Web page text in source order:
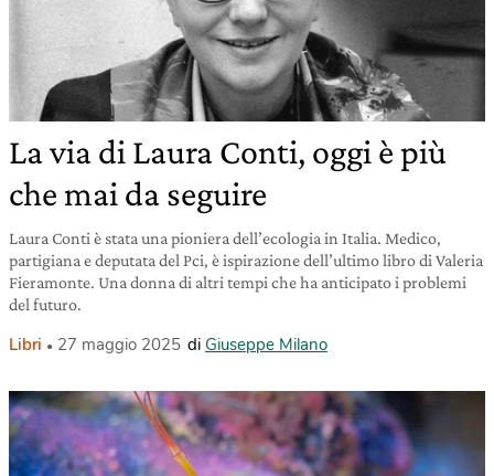
La via di Laura Conti, oggi è più
che mai da seguire
Laura Conti è stata una pioniera dell’ecologia in Italia. Medico,
partigiana e deputata del Pci, è ispirazione dell’ultimo libro di Valeria
Fieramonte. Una donna di altri tempi che ha anticipato i problemi
del futuro.
Libri 27 maggio 2025 di Giuseppe Milano